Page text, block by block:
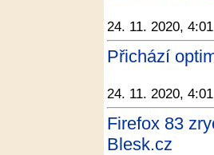
24. 11. 2020, 4:01
Přichází
24. 11. 2020, 4:01
Firefox 83
Blesk.cz